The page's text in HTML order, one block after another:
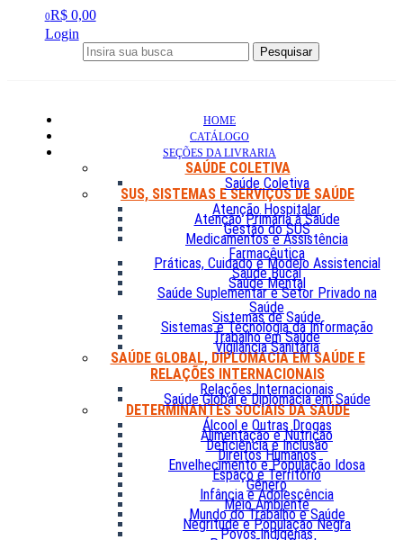
0R$ 0,00
Login
Pesquisar
HOME
CATÁLOGO
SEÇÕES DA LIVRARIA
SAÚDE COLETIVA
Saúde Coletiva
SUS, SISTEMAS E SERVIÇOS DE SAÚDE
Atenção Hospitalar
Atenção Primária à Saúde
Gestão do SUS
Medicamentos e Assistência
Farmacêutica
Práticas, Cuidado e Modelo Assistencial
Saúde Bucal
Saúde Mental
Saúde Suplementar e Setor Privado na
Saúde
Sistemas de Saúde
Sistemas e Tecnologia da Informação
Trabalho em Saúde
Vigilância Sanitária
SAÚDE GLOBAL, DIPLOMACIA EM SAÚDE E
RELAÇÕES INTERNACIONAIS
Relações Internacionais
Saúde Global e Diplomacia em Saúde
DETERMINANTES SOCIAIS DA SAÚDE
Álcool e Outras Drogas
Alimentação e Nutrição
Deficiência e Inclusão
Direitos Humanos
Envelhecimento e População Idosa
Espaço e Território
Gênero
Infância e Adolescência
Meio Ambiente
Mundo do Trabalho e Saúde
Negritude e População Negra
Povos Indígenas